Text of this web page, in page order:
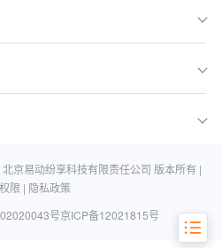
能清单
供应商
战略的基石
京易动纷享科技有限责任公司 版本所有 |
限 | 隐私政策
号京ICP备12021815号